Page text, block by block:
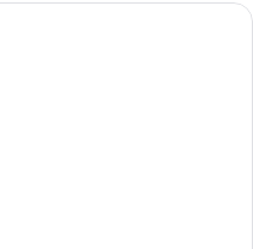
華雙床房, 非吸煙房 | 書桌、筆電工